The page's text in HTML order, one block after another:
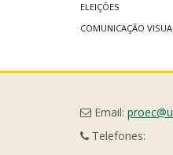
ELEIÇÕES
COMUNICAÇÃO
Email:
Telefones: